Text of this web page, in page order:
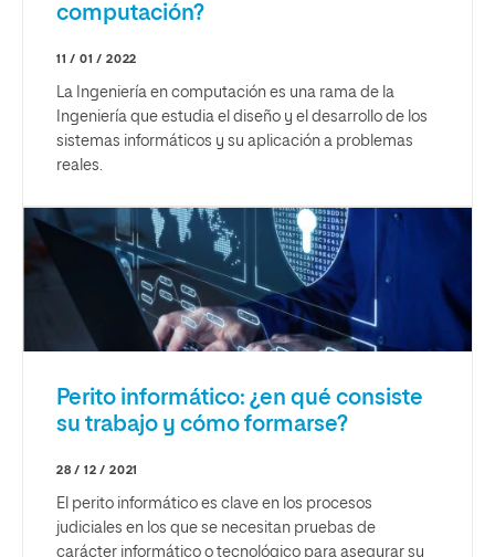
computación?
11 / 01 / 2022
La Ingeniería en computación es una rama de la
Ingeniería que estudia el diseño y el desarrollo de los
sistemas informáticos y su aplicación a problemas
reales.
Perito informático: ¿en qué consiste
su trabajo y cómo formarse?
28 / 12 / 2021
El perito informático es clave en los procesos
judiciales en los que se necesitan pruebas de
carácter informático o tecnológico para asegurar su